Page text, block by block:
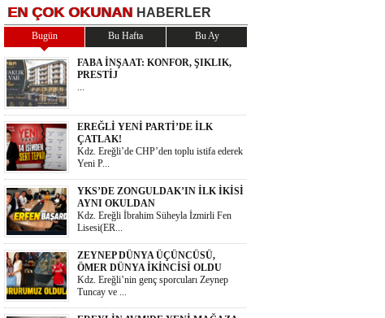
EN ÇOK OKUNAN HABERLER
Bugün Bu Hafta Bu Ay
FABA İNŞAAT: KONFOR, ŞIKLIK,
PRESTİJ
...
EREĞLİ YENİ PARTİ’DE İLK
ÇATLAK!
Kdz. Ereğli’de CHP’den toplu istifa ederek
Yeni P...
YKS’DE ZONGULDAK’IN İLK İKİSİ
AYNI OKULDAN
Kdz. Ereğli İbrahim Süheyla İzmirli Fen
Lisesi(ER...
ZEYNEP DÜNYA ÜÇÜNCÜSÜ,
ÖMER DÜNYA İKİNCİSİ OLDU
Kdz. Ereğli’nin genç sporcuları Zeynep
Tuncay ve ...